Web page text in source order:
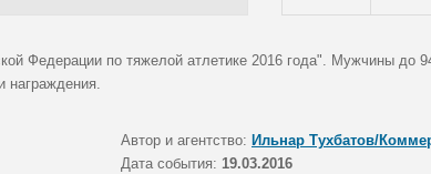
Федерации по тяжелой атлетике 2016 года". Мужчины до
награждения.
Автор и агентство: Ильнар Тухбатов/
Дата события: 19.03.2016